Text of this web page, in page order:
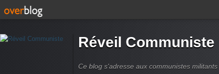
Réveil Communiste
Ce blog s'adresse aux communistes